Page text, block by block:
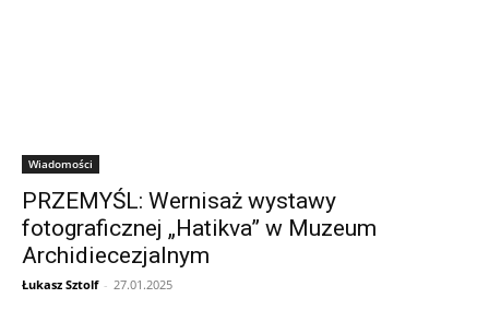
Wiadomości
PRZEMYŚL: Wernisaż wystawy
fotograficznej „Hatikva” w Muzeum
Archidiecezjalnym
Łukasz Sztolf - 27.01.2025